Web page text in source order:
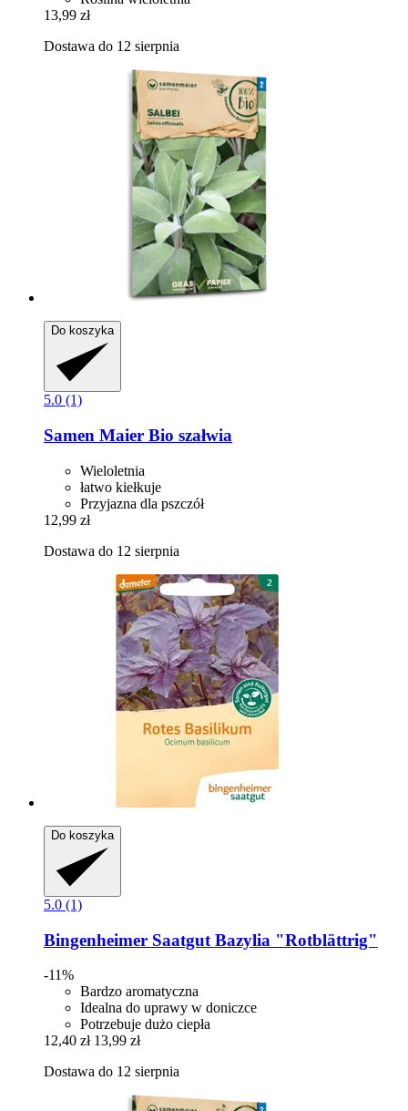
13,99 zł
Dostawa do 12 sierpnia
Do koszyka
5.0 (1)
Samen Maier Bio szałwia
Wieloletnia
łatwo kiełkuje
Przyjazna dla pszczół
12,99 zł
Dostawa do 12 sierpnia
Do koszyka
5.0 (1)
Bingenheimer Saatgut Bazylia "Rotblättrig"
-11%
Bardzo aromatyczna
Idealna do uprawy w doniczce
Potrzebuje dużo ciepła
12,40 zł 13,99 zł
Dostawa do 12 sierpnia